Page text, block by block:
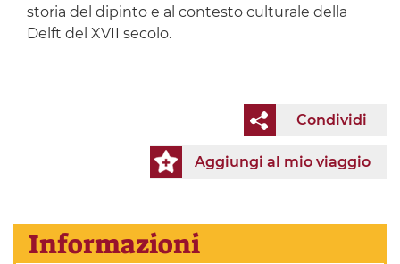
storia del dipinto e al contesto culturale della
Delft del XVII secolo.
Condividi
Aggiungi al mio viaggio
Informazioni